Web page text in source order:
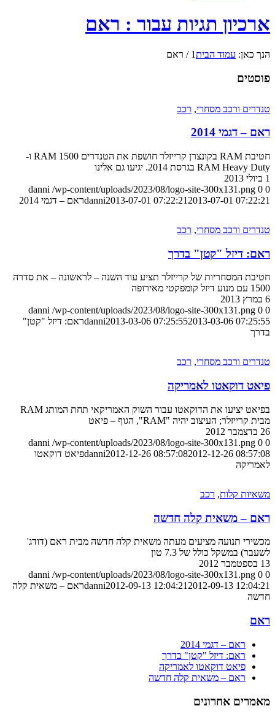
ארכיון תגיות עבור : ראם
הנך כאן: עמוד הבית1
/ ראם
פוסטים
טנדרים ורכב מסחרי, רכב
ראם – דגמי 2014
חטיבת RAM בקונצרן קרייזלר חושפת את הטנדרים RAM 1500 ו-
RAM Heavy Duty בגרסת 2014. יגיעו גם אלינו
1 ביולי 2013
0
0
danni /wp-content/uploads/2023/08/logo-site-300x131.png
danni2013-07-01 07:22:21 2013-07-01 07:22:21 ראם – דגמי 2014
טנדרים ורכב מסחרי, רכב
ראם: דיזל "קטן" בדרך
חטיבת המסחריות של קרייזלר תציע עוד השנה – לראשונה – את סדרה
1500 עם מנוע דיזל קומפקטי מאירופה
6 במרץ 2013
0
0
danni /wp-content/uploads/2023/08/logo-site-300x131.png
danni2013-03-06 07:25:552013-03-06 07:25:55
ראם: דיזל "קטן"
בדרך
טנדרים ורכב מסחרי, רכב
פיאט דוקאטו לאמריקה
בפיאט יציעו את הדוקאטו עבור השוק האמריקאי תחת המותג RAM
מבית קרייזלר; העיצוב יהיה "RAM", הגוף – פיאט
26 בדצמבר 2012
0
0
danni /wp-content/uploads/2023/08/logo-site-300x131.png
danni2012-12-26 08:57:082012-12-26 08:57:08
פיאט דוקאטו
לאמריקה
משאיות קלות, רכב
ראם – משאית קלה חדשה
מכשירי תנועה מציעים מעתה משאית קלה חדשה מבית ראם (דודג'
לשעבר) במשקל כולל של 7.3 טון
13 בספטמבר 2012
0
0
danni /wp-content/uploads/2023/08/logo-site-300x131.png
danni2012-09-13 12:04:21 2012-09-13 12:04:21
ראם – משאית קלה
חדשה
ראם
ראם – דגמי 2014
ראם: דיזל "קטן" בדרך
פיאט דוקאטו לאמריקה
ראם – משאית קלה חדשה
מאמרים אחרונים